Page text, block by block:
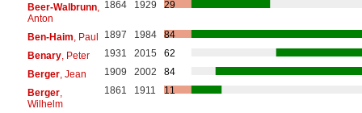
Beer-Walbrunn,
Anton
1864 1929 29
Ben-Haim , Paul 1897 1984
84
Benary, Peter 1931 2015
62
Berger, Jean 1909 2002
84
Berger,
Wilhelm
1861 1911 11